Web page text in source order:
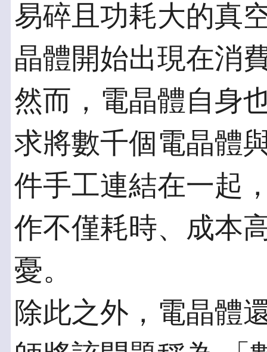
易碎且功耗大的真
晶體開始出現在消
然而，電晶體自身
求將數千個電晶體
件手工連結在一起
作不僅耗時、成本
憂。
除此之外，電晶體